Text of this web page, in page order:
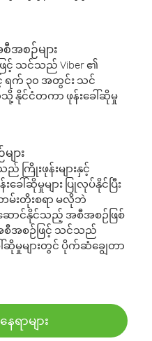
အစဉ်များ
ြင့် သင်သည် Viber ၏
ရက် ၃၀ အတွင်း သင်
နိုင်ငံတကာ ဖုန်းခေါ်ဆိုမှု
ား
ကြိုးဖုန်းများနှင့်
ေါ်ဆိုမှုများ ပြုလုပ်နိုင်ပြီး
းတိုးစရာ မလိုဘဲ
ောင်နိုင်သည့် အစီအစဉ်ဖြစ်
စီအစဉ်ဖြင့် သင်သည်
ဆိုမှုများတွင် ပိုက်ဆံချွေတာ
ရာများ